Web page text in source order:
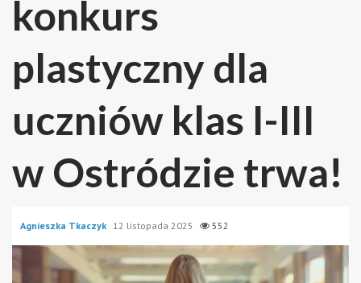
konkurs
plastyczny dla
uczniów klas I-III
w Ostródzie trwa!
Agnieszka Tkaczyk 12 listopada 2025 552